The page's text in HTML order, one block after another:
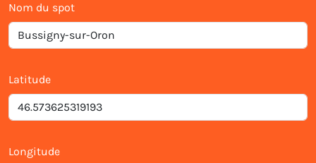
Nom du spot
Latitude
Longitude